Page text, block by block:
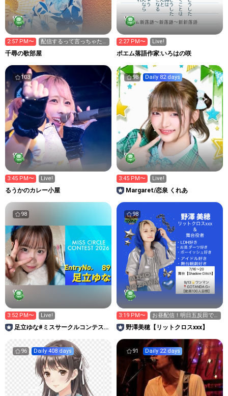
2:57 PM〜
配信するって言っちゃた
からゆったりまったり！
千尋の歌部屋
2:27 PM〜 Live!
ポエム落語作家:いろはの咲
103
3:45 PM〜 Live!
るうかのカレー小屋
98 Daily 82 days
3:45 PM〜 Live!
Margaret/恋泉 くれあ
98
3:52 PM〜 Live!
足立ゆな#ミスサークルコンテス
98
3:19 PM〜
お昼配信！明日五反田で
ライブあります！
野澤美穂【リットクロスxxx】
96 Daily 408 days 91 Daily 22 days